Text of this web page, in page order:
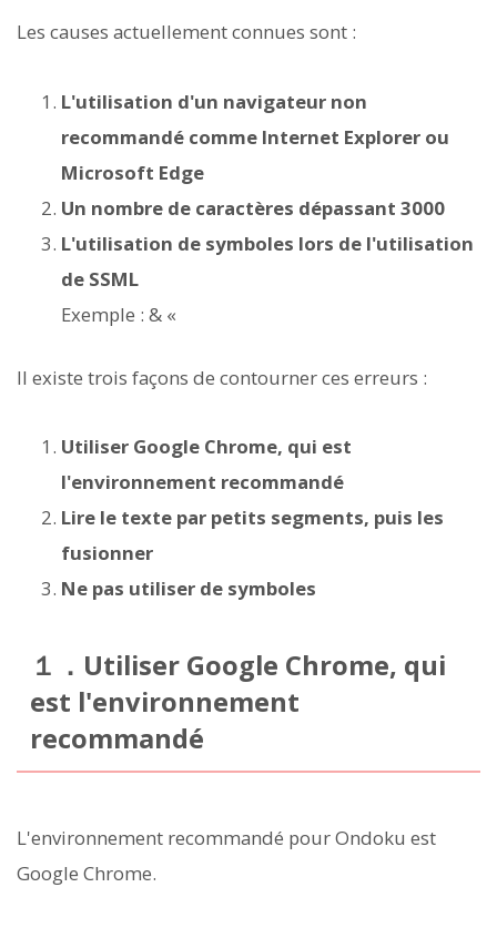
Les causes actuellement connues sont :
L'utilisation d'un navigateur non
recommandé comme Internet Explorer ou
Microsoft Edge
Un nombre de caractères dépassant 3000
L'utilisation de symboles lors de l'utilisation
de SSML
Exemple : & «
Il existe trois façons de contourner ces erreurs :
Utiliser Google Chrome, qui est
l'environnement recommandé
Lire le texte par petits segments, puis les
fusionner
Ne pas utiliser de symboles
１．Utiliser Google Chrome, qui
est l'environnement
recommandé
L'environnement recommandé pour Ondoku est
Google Chrome.